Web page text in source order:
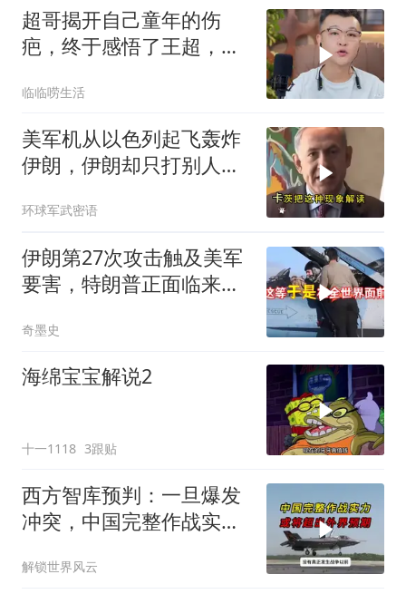
超哥揭开自己童年的伤
疤，终于感悟了王超，他
临临唠生活
美军机从以色列起飞轰炸
伊朗，伊朗却只打别人不
住了
环球军武密语
伊朗第27次攻击触及美军
要害，特朗普正面临来自
奇墨史
海绵宝宝解说2
十一1118 3跟贴
西方智库预判：一旦爆发
冲突，中国完整作战实力
解锁世界风云